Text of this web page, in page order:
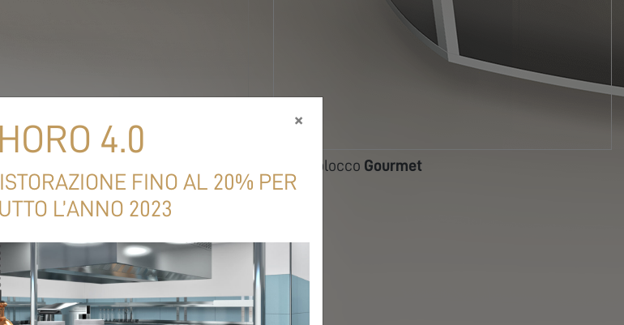
Monoblocco Gourmet
×
HORO 4.0
FINO AL 20% PER
L’ANNO 2023